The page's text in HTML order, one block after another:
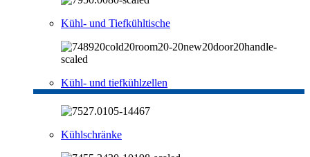
Kühl- und Tiefkühltische
Kühl- und tiefkühlzellen
Kühlschränke